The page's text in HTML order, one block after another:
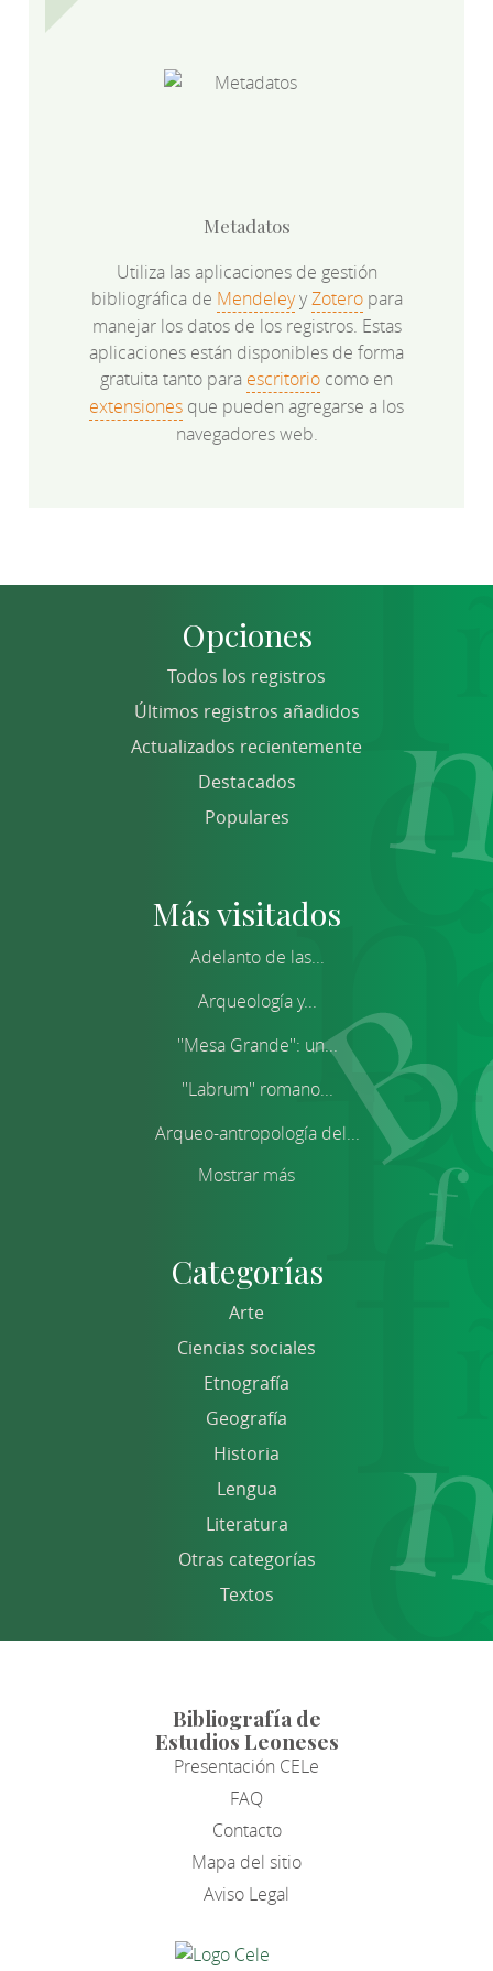
Metadatos
Utiliza las aplicaciones de gestión
bibliográfica de MendeleyyZoteropara
manejar los datos de los registros. Estas
aplicaciones están disponibles de forma
gratuita tanto para escritorio como en
extensiones que pueden agregarse a los
navegadores web.
Opciones
Todos los registros
Últimos registros añadidos
Actualizados recientemente
Destacados
Populares
Más visitados
Adelanto de las...
Arqueología y...
''Mesa Grande'': un...
''Labrum'' romano...
Arqueo-antropología del...
Mostrar más
Categorías
Arte
Ciencias sociales
Etnografía
Geografía
Historia
Lengua
Literatura
Otras categorías
Textos
Bibliografía de
Estudios Leoneses
Presentación CELe
FAQ
Contacto
Mapa del sitio
Aviso Legal